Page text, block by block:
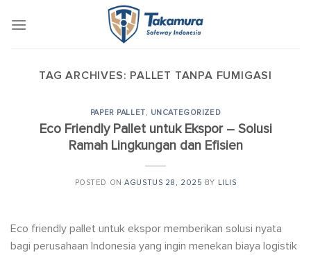
TAG ARCHIVES: PALLET TANPA FUMIGASI
PAPER PALLET, UNCATEGORIZED
Eco Friendly Pallet untuk Ekspor – Solusi
Ramah Lingkungan dan Efisien
POSTED ONAGUSTUS 28, 2025 BY LILIS
Eco friendly pallet untuk ekspor memberikan solusi nyata
bagi perusahaan Indonesia yang ingin menekan biaya logistik